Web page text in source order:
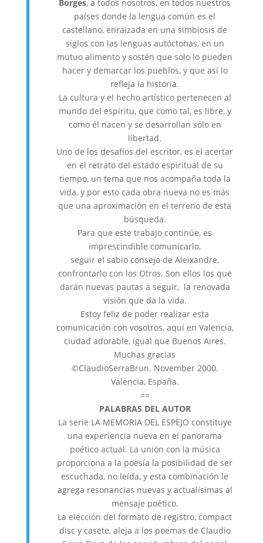
Borges, a todos nosotros, en todos nuestros
países donde la lengua común es el
castellano, enraizada en una simbiosis de
siglos con las lenguas autóctonas, en un
mutuo alimento y sostén que solo lo pueden
hacer y demarcar los pueblos, y que así lo
refleja la historia.
La cultura y el hecho artístico pertenecen al
mundo del espíritu, que como tal, es libre, y
como él nacen y se desarrollan sólo en
libertad.
Uno de los desafíos del escritor, es el acertar
en el retrato del estado espiritual de su
tiempo, un tema que nos acompaña toda la
vida, y por esto cada obra nueva no es más
que una aproximación en el terreno de esta
búsqueda.
Para que este trabajo continúe, es
imprescindible comunicarlo,
seguir el sabio consejo de Aleixandre,
confrontarlo con los Otros. Son ellos los que
darán nuevas pautas a seguir, la renovada
visión que da la vida.
Estoy feliz de poder realizar esta
comunicación con vosotros, aquí en Valencia,
ciudad adorable, igual que Buenos Aires.
Muchas gracias
©ClaudioSerraBrun. November 2000.
Valencia, España.
==
PALABRAS DEL AUTOR
La serie LA MEMORIA DEL ESPEJO constituye
una experiencia nueva en el panorama
poético actual. La unión con la música
proporciona a la poesía la posibilidad de ser
escuchada, no leída, y esta combinación le
agrega resonancias nuevas y actualísimas al
mensaje poético.
La elección del formato de registro, compact
disc y casete, aleja a los poemas de Claudio